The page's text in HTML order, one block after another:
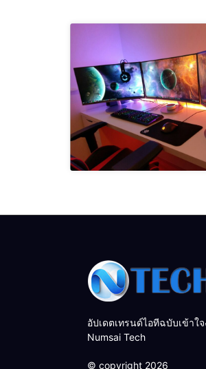
อัปเดตเทรนด์ไอทีฉบับเข้าใ
Numsai Tech
© copyright 2026